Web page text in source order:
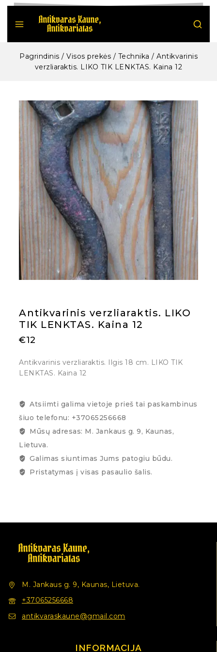
Pagrindinis / Visos prekės / Technika / Antikvarinis
verzliaraktis. LIKO TIK LENKTAS. Kaina 12
Antikvarinis verzliaraktis. LIKO
TIK LENKTAS. Kaina 12
€12
Antikvarinis verzliaraktis. Ilgis 18 cm. LIKO TIK
LENKTAS. Kaina 12
Atsiimti galima vietoje prieš tai paskambinus
šiuo telefonu: +37065256668
Mūsų adresas: M. Jankaus g. 9, Kaunas,
Lietuva.
Galimas siuntimas Jums patogiu būdu.
Pristatymas į visas pasaulio šalis.
M. Jankaus g. 9, Kaunas, Lietuva.
+37065256668
antikvaraskaune@gmail.com
INFORMACIJA